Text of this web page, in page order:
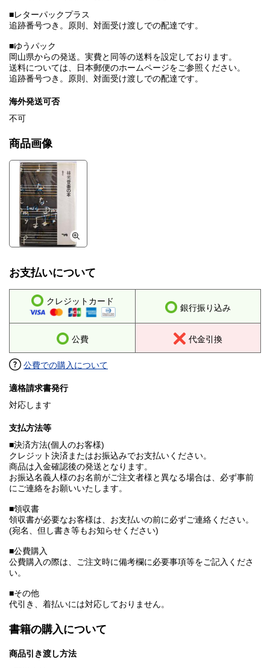
■レターパックプラス
追跡番号つき。原則、対面受け渡しでの配達です。
■ゆうパック
岡山県からの発送。実費と同等の送料を設定しております。
送料については、日本郵便のホームページをご参照ください。
追跡番号つき。原則、対面受け渡しでの配達です。
海外発送可否
不可
商品画像
お支払いについて
クレジットカード
銀行振り込み
公費 代金引換
公費での購入について
適格請求書発行
対応します
支払方法等
■決済方法(個人のお客様)
クレジット決済またはお振込みでお支払いください。
商品は入金確認後の発送となります。
お振込名義人様のお名前がご注文者様と異なる場合は、必ず事前
にご連絡をお願いいたします。
■領収書
領収書が必要なお客様は、お支払いの前に必ずご連絡ください。
(宛名、但し書き等もお知らせください)
■公費購入
公費購入の際は、ご注文時に備考欄に必要事項等をご記入くださ
い。
■その他
代引き、着払いには対応しておりません。
書籍の購入について
商品引き渡し方法